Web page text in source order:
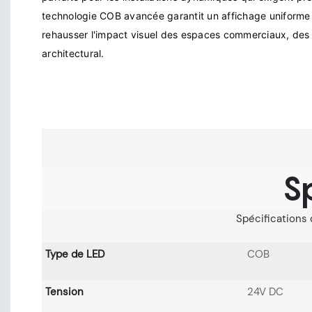
technologie COB avancée garantit un affichage
rehausser l'impact visuel des espaces commerciaux,
Spécifications
Type de LED COB
Tension 24V DC